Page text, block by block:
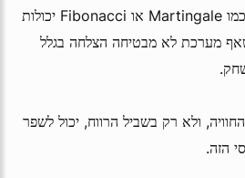
משחק אחראי. אסטרטגיות כמו Martingale או Fibonacci יכולות
מערכת לא מבטיחה הצלחה בגלל
ולא רק בשביל הרווח, יכול לשפר
הזה.